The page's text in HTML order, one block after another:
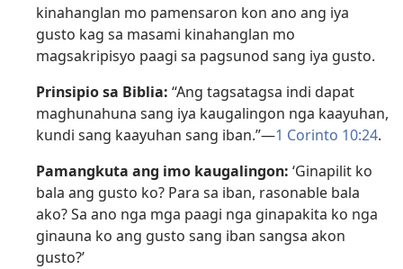
kinahanglan mo pamensaron kon ano ang iya
gusto kag sa masami kinahanglan mo
magsakripisyo paagi sa pagsunod sang iya gusto.
Prinsipio sa Biblia: “Ang tagsatagsa indi dapat
maghunahuna sang iya kaugalingon nga kaayuhan,
kundi sang kaayuhan sang iban.”—1 Corinto 10:24.
Pamangkuta ang imo kaugalingon: ‘Ginapilit ko
bala ang gusto ko? Para sa iban, rasonable bala
ako? Sa ano nga mga paagi nga ginapakita ko nga
ginauna ko ang gusto sang iban sangsa akon
gusto?’